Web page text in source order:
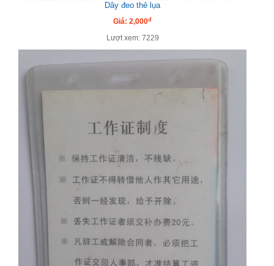
Dây đeo thẻ lụa
Giá: 2,000đ
Lượt xem: 7229